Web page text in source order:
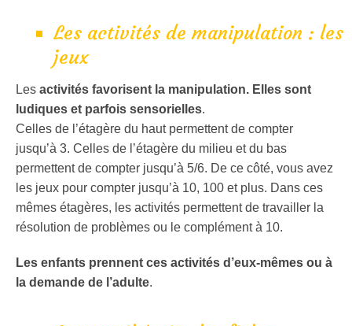
Les activités de manipulation : les
jeux
Les activités favorisent la manipulation. Elles sont
ludiques et parfois sensorielles.
Celles de l’étagère du haut permettent de compter
jusqu’à 3. Celles de l’étagère du milieu et du bas
permettent de compter jusqu’à 5/6. De ce côté, vous avez
les jeux pour compter jusqu’à 10, 100 et plus. Dans ces
mêmes étagères, les activités permettent de travailler la
résolution de problèmes ou le complément à 10.
Les enfants prennent ces activités d’eux-mêmes ou à
la demande de l’adulte.